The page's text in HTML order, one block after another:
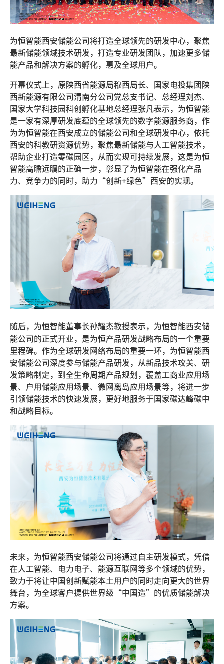
为恒智能西安储能公司将打造全球领先的研发中心，聚焦
最新储能领域技术研发，打造专业研发团队，加速更多储
能产品和解决方案的孵化，惠及全球用户。
开幕仪式上，原陕西省能源局穆西局长、国家电投集团陕
西新能源有限公司渭南分公司党总支书记、总经理刘杰、
国家大学科技园科创孵化基地总经理张凡表示，为恒智能
是一家有深厚研发底蕴的全球领先的数字能源服务商，作
为为恒智能在西安成立的储能公司和全球研发中心，依托
西安的科教研资源优势，聚焦最新储能与人工智能技术，
帮助企业打造零碳园区，从而实现可持续发展，这是为恒
智能高瞻远瞩的正确一步，彰显了为恒智能在强化产品
力、竞争力的同时，助力“创新+绿色”西安的实现。
随后，为恒智能董事长孙耀杰教授表示，为恒智能西安储
能公司的正式开业，是为恒产品研发战略布局的一个重要
里程碑。作为全球研发网络布局的重要一环，为恒智能西
安储能公司深度参与储能产品研发，从新品技术攻关、研
发策略制定，到全生命周期产品规划，覆盖工商业应用场
景、户用储能应用场景、微网离岛应用场景等，将进一步
引领储能技术的快速发展，更好地服务于国家碳达峰碳中
和战略目标。
未来，为恒智能西安储能公司将通过自主研发模式，凭借
在人工智能、电力电子、能源互联网等多个领域的优势，
致力于将让中国创新赋能本土用户的同时走向更大的世界
舞台，为全球客户提供世界级“中国造”的优质储能解决
方案。